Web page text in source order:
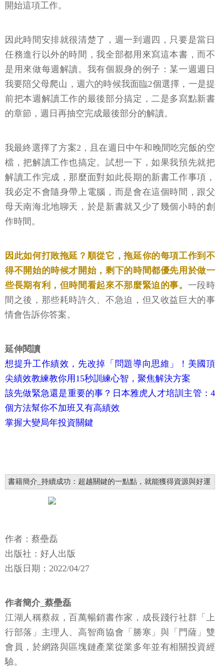
開始這項工作。
因此時間安排就很清楚了，週一到週四，只要是當日
任務進行以外的時間，我全部都用來寫這本書，而不
是用來做每週解讀。我有個親身的例子：某一週週日
我要陪父母爬山，週六的時候我面臨2個選擇，一是提
前把本週解讀工作的最後部分搞定，二是多寫點新書
的章節，週日再抽空完成最後部分的解讀。
我最終選擇了方案2，且在週日中午和晚間吃完飯的空
檔，把解讀工作也搞定。試想一下，如果我預先就把
解讀工作完成，那麼面對如此長期的新書工作事項，
我必定不會隨身帶上電腦，而是會在這個時間，跟父
母天南海北地聊天，於是新書就又少了幾個小時的創
作時間。
因此如何打敗拖延？順從它，拖延你的每項工作到不
得不開始的時候才開始，剩下的時間都優先用於做一
些長期有利，但時間看起來不那麼緊迫的事。 一段時
間之後，那些耗時許久、不急迫，但又收益巨大的事
情會告訴你答案。
延伸閱讀
想提升工作績效，先改掉「問題導向思維」！美國頂
尖績效教練教你用15秒訓練心智，聚焦解決方案
該先做緊急還是重要的事？日本雅虎人才培訓主管：4
個方法幫你不加班又有高績效
掌握大變局年投資關鍵
書籍簡介_持續成功：超越關鍵的一點點，就能獲得資源與好運
作者：蔡壘磊
出版社：好人出版
出版日期：2022/04/27
作者簡介_蔡壘磊
江湖人稱蔡叔，百萬暢銷書作家，成長踐行社群「上
行部落」主理人、高智商協會「勝寒」與「門薩」雙
會員，於網路與區塊鏈產業從業多年並有相關投資經
驗。